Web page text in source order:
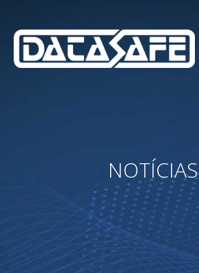
NOTÍCIAS